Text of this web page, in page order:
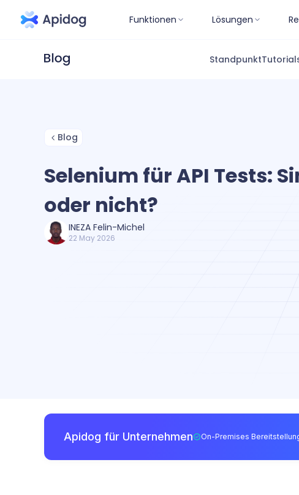
Funktionen Lösungen
Standpunkt
Blog
Selenium für API Tests:
oder nicht?
INEZA Felin-Michel
22 May 2026
Apidog für Unternehmen On-Premises